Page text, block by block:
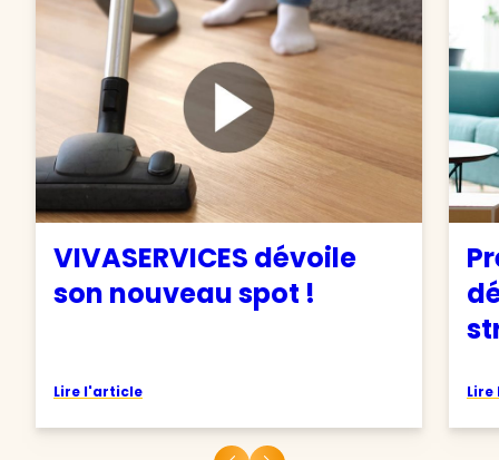
VIVASERVICES dévoile
son nouveau spot !
Lire l'article